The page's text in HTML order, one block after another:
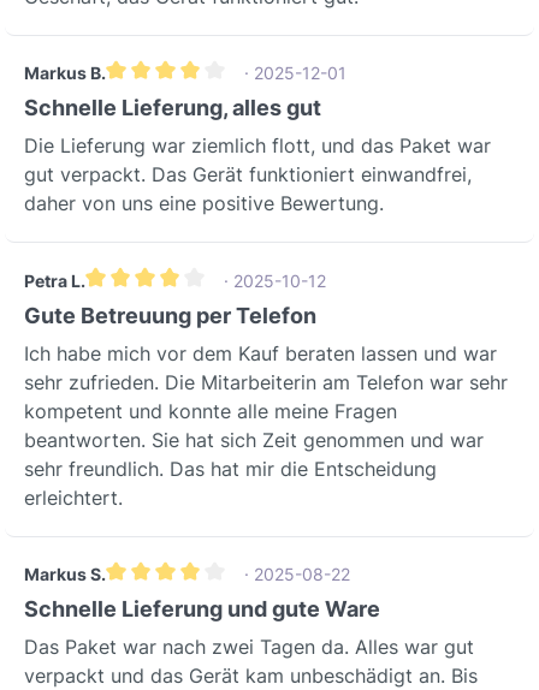
Markus B.
Durchschnittliche Bewertung von 4 von 5 Sternen
· 2025-12-01
Schnelle Lieferung, alles gut
Die Lieferung war ziemlich flott, und das Paket war
gut verpackt. Das Gerät funktioniert einwandfrei,
daher von uns eine positive Bewertung.
Petra L.
Durchschnittliche Bewertung von 4 von 5 Sternen
· 2025-10-12
Gute Betreuung per Telefon
Ich habe mich vor dem Kauf beraten lassen und war
sehr zufrieden. Die Mitarbeiterin am Telefon war sehr
kompetent und konnte alle meine Fragen
beantworten. Sie hat sich Zeit genommen und war
sehr freundlich. Das hat mir die Entscheidung
erleichtert.
Markus S.
Durchschnittliche Bewertung von 4 von 5 Sternen
· 2025-08-22
Schnelle Lieferung und gute Ware
Das Paket war nach zwei Tagen da. Alles war gut
verpackt und das Gerät kam unbeschädigt an. Bis